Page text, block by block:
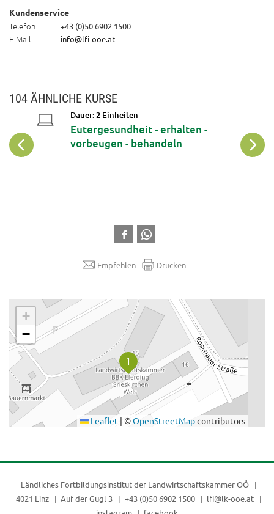
Kundenservice
Telefon +43 (0)50 6902 1500
E-Mail info@lfi-ooe.at
104 ÄHNLICHE KURSE
Dauer: 2 Einheiten
Eutergesundheit - erhalten -
vorbeugen - behandeln
Empfehlen Drucken
+
−
Leaflet | ©OpenStreetMapcontributors
Ländliches Fortbildungsinstitut der Landwirtschaftskammer OÖ
4021 Linz
Auf der Gugl 3 +43 (0)50 6902 1500
lfi@lk-ooe.at